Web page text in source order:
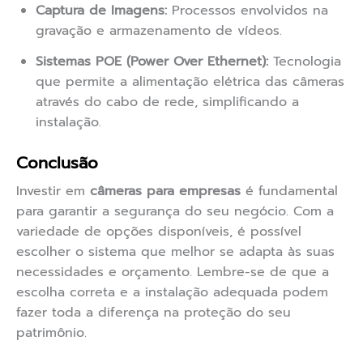
Captura de Imagens: Processos envolvidos na
gravação e armazenamento de vídeos.
Sistemas POE (Power Over Ethernet): Tecnologia
que permite a alimentação elétrica das câmeras
através do cabo de rede, simplificando a
instalação.
Conclusão
Investir em câmeras para empresas é fundamental
para garantir a segurança do seu negócio. Com a
variedade de opções disponíveis, é possível
escolher o sistema que melhor se adapta às suas
necessidades e orçamento. Lembre-se de que a
escolha correta e a instalação adequada podem
fazer toda a diferença na proteção do seu
patrimônio.